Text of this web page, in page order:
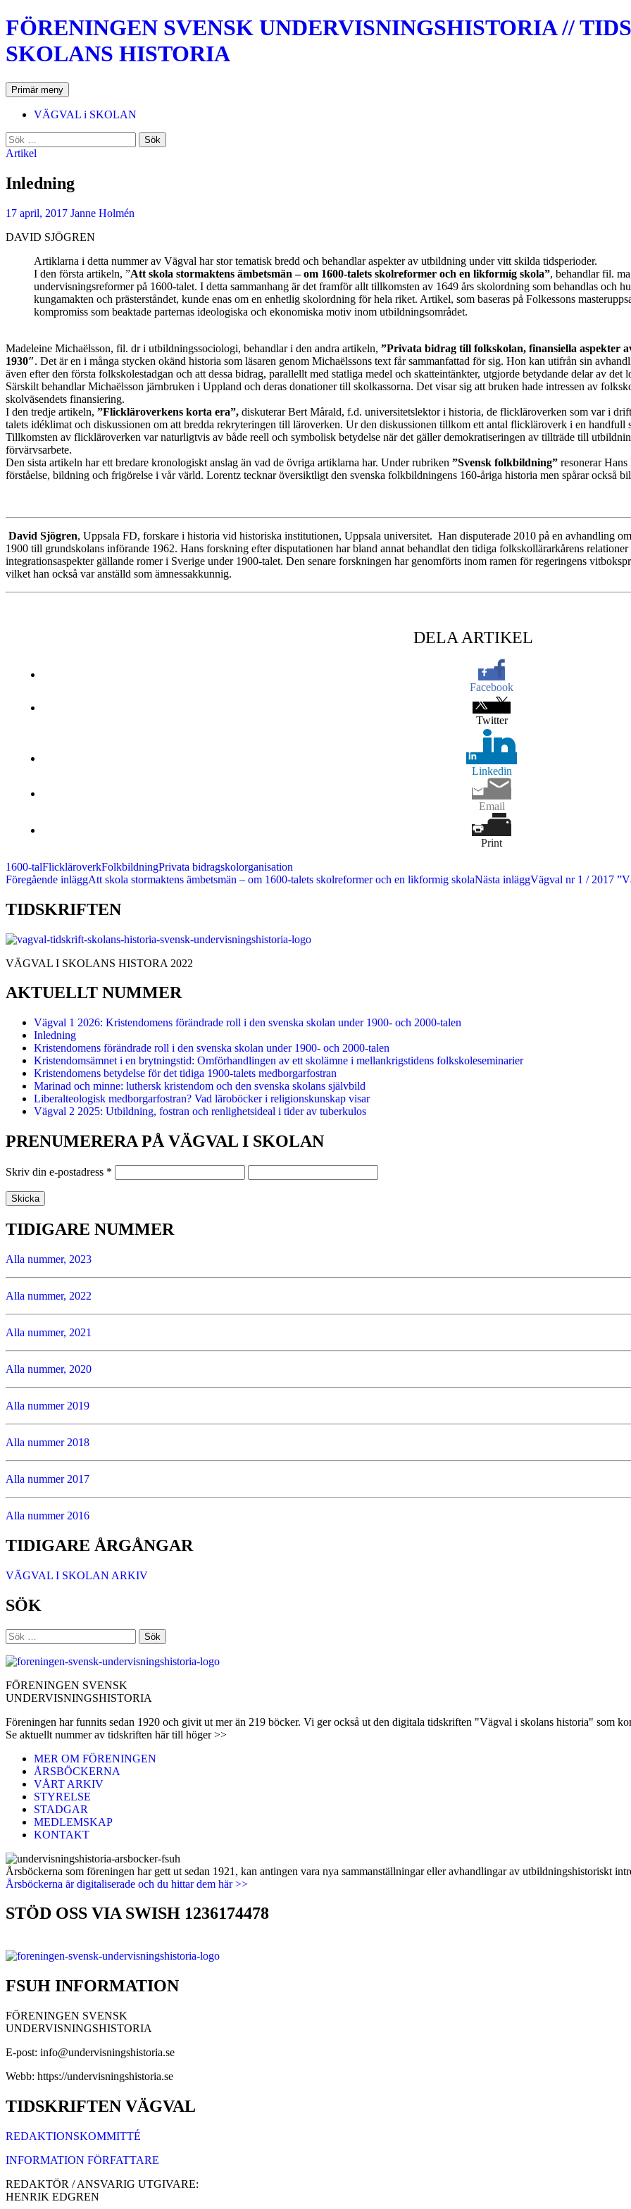
Hoppa
till
innehåll
FÖRENINGEN SVENSK UNDERVISNINGSHISTORIA //
SKOLANS HISTORIA
SökPrimär meny
VÄGVAL i SKOLAN
Sök
efter:
Artikel
Inledning
17 april, 2017 Janne Holmén
DAVID SJÖGREN
Artiklarna i detta nummer av Vägval har stor tematisk bredd och behandlar aspekter av utbildning under vitt skilda tidsperioder.
I den första artikeln, ”Att skola stormaktens ämbetsmän – om 1600-talets skolreformer och en likformig skola”, behandlar fil.
undervisningsreformer på 1600-talet. I detta sammanhang är det framför allt tillkomsten av 1649 års skolordning som behandlas och
kungamakten och prästerståndet, kunde enas om en enhetlig skolordning för hela riket. Artikel, som baseras på Folkessons
kompromiss som beaktade parternas ideologiska och ekonomiska motiv inom utbildningsområdet.
Madeleine Michaëlsson, fil. dr i utbildningssociologi, behandlar i den andra artikeln, ”Privata bidrag till folkskolan, finansiella aspekter
1930″. Det är en i många stycken okänd historia som läsaren genom Michaëlssons text får sammanfattad för sig. Hon kan utifrån sin
även efter den första folkskolestadgan och att dessa bidrag, parallellt med statliga medel och skatteintänkter, utgjorde betydande delar av
Särskilt behandlar Michaëlsson järnbruken i Uppland och deras donationer till skolkassorna. Det visar sig att bruken hade intressen av
skolväsendets finansiering.
I den tredje artikeln, ”Flickläroverkens korta era”, diskuterar Bert Mårald, f.d. universitetslektor i historia, de flickläroverken som var i
talets idéklimat och diskussionen om att bredda rekryteringen till läroverken. Ur den diskussionen tillkom ett antal flickläroverk i en
Tillkomsten av flickläroverken var naturligtvis av både reell och symbolisk betydelse när det gäller demokratiseringen av tillträde till
förvärvsarbete.
Den sista artikeln har ett bredare kronologiskt anslag än vad de övriga artiklarna har. Under rubriken ”Svensk folkbildning” resonerar
förståelse, bildning och frigörelse i vår värld. Lorentz tecknar översiktligt den svenska folkbildningens 160-åriga historia men spårar också
David Sjögren, Uppsala FD, forskare i historia vid historiska institutionen, Uppsala universitet. Han disputerade 2010 på en avhandling
1900 till grundskolans införande 1962. Hans forskning efter disputationen har bland annat behandlat den tidiga folkskollärarkårens
integrationsaspekter gällande romer i Sverige under 1900-talet. Den senare forskningen har genomförts inom ramen för regeringens
vilket han också var anställd som ämnessakkunnig.
DELA ARTIKEL
Facebook
Twitter
Linkedin
Email
Print
1600-talFlickläroverkFolkbildningPrivata bidragskolorganisation
Inläggsnavigering
Föregående inläggAtt skola stormaktens ämbetsmän – om 1600-talets skolreformer och en likformig skolaNästa inläggVägval nr 1 / 2017
TIDSKRIFTEN
VÄGVAL I SKOLANS HISTORA 2022
AKTUELLT NUMMER
Vägval 1 2026: Kristendomens förändrade roll i den svenska skolan under 1900- och 2000-talen
Inledning
Kristendomens förändrade roll i den svenska skolan under 1900- och 2000-talen
Kristendomsämnet i en brytningstid: Omförhandlingen av ett skolämne i mellankrigstidens folkskoleseminarier
Kristendomens betydelse för det tidiga 1900-talets medborgarfostran
Marinad och minne: luthersk kristendom och den svenska skolans självbild
Liberalteologisk medborgarfostran? Vad läroböcker i religionskunskap visar
Vägval 2 2025: Utbildning, fostran och renlighetsideal i tider av tuberkulos
PRENUMERERA PÅ VÄGVAL I SKOLAN
Skriv din e-postadress *
TIDIGARE NUMMER
Alla nummer, 2023
Alla nummer, 2022
Alla nummer, 2021
Alla nummer, 2020
Alla nummer 2019
Alla nummer 2018
Alla nummer 2017
Alla nummer 2016
TIDIGARE ÅRGÅNGAR
VÄGVAL I SKOLAN ARKIV
SÖK
Sök
efter:
FÖRENINGEN SVENSK
UNDERVISNINGSHISTORIA
Föreningen har funnits sedan 1920 och givit ut mer än 219 böcker. Vi ger också ut den digitala tidskriften "Vägval i skolans historia" som
Se aktuellt nummer av tidskriften här till höger >>
MER OM FÖRENINGEN
ÅRSBÖCKERNA
VÅRT ARKIV
STYRELSE
STADGAR
MEDLEMSKAP
KONTAKT
Årsböckerna som föreningen har gett ut sedan 1921, kan antingen vara nya sammanställningar eller avhandlingar av utbildningshistoriskt
Årsböckerna är digitaliserade och du hittar dem här >>
STÖD OSS VIA SWISH 1236174478
FSUH INFORMATION
FÖRENINGEN SVENSK
UNDERVISNINGSHISTORIA
E-post: info@undervisningshistoria.se
Webb: https://undervisningshistoria.se
TIDSKRIFTEN VÄGVAL
REDAKTIONSKOMMITTÉ
INFORMATION FÖRFATTARE
REDAKTÖR / ANSVARIG UTGIVARE:
HENRIK EDGREN